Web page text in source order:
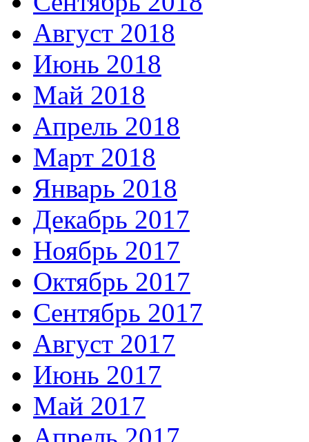
Август 2018
Июнь 2018
Май 2018
Апрель 2018
Март 2018
Январь 2018
Декабрь 2017
Ноябрь 2017
Октябрь 2017
Сентябрь 2017
Август 2017
Июнь 2017
Май 2017